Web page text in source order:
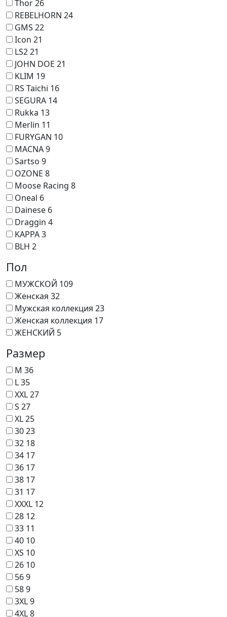
Thor26
REBELHORN 24
GMS 22
Icon 21
LS221
JOHN DOE 21
KLIM 19
RS Taichi 16
SEGURA 14
Rukka 13
Merlin 11
FURYGAN 10
MACNA9
Sartso 9
OZONE 8
Moose Racing 8
Oneal 6
Dainese 6
Draggin 4
KAPPA3
BLH 2
Пол
МУЖСКОЙ 109
Женская 32
Мужская коллекция 23
Женская коллекция 17
ЖЕНСКИЙ 5
Размер
M 36
L35
XXL27
S 27
XL25
3023
32 18
34 17
36 17
38 17
31 17
XXXL 12
28 12
33 11
40 10
XS 10
26 10
569
589
3XL9
4XL8